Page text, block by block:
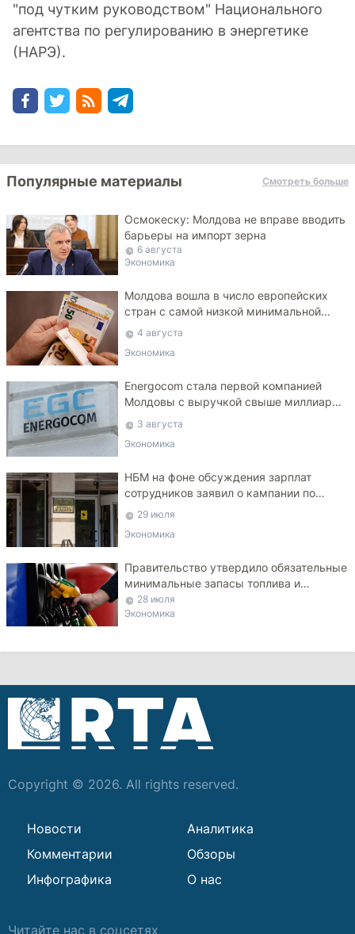
"под чутким руководством" Национального
агентства по регулированию в энергетике
(НАРЭ).
Популярные материалы Смотреть больше
Осмокеску: Молдова не вправе вводить
барьеры на импорт зерна
6 августа
Экономика
Молдова вошла в число европейских
стран с самой низкой минимальной
зарплатой
4 августа
Экономика
Energocom стала первой компанией
Молдовы с выручкой свыше миллиарда
евро3 августа
Экономика
НБМ на фоне обсуждения зарплат
сотрудников заявил о кампании по
дискредитации учреждения
29 июля
Экономика
Правительство утвердило обязательные
минимальные запасы топлива и
ограничило экспорт дизеля
28 июля
Экономика
Copyright © 2026. All rights reserved.
Новости
Аналитика
Комментарии
Обзоры
Инфографика
О нас
Читайте нас в соцсетях